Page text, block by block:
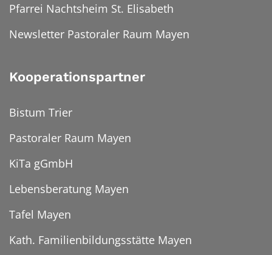
Pfarrei Nachtsheim St. Elisabeth
Newsletter Pastoraler Raum Mayen
Kooperationspartner
Bistum Trier
Pastoraler Raum Mayen
KiTa gGmbH
Lebensberatung Mayen
Tafel Mayen
Kath. Familienbildungsstätte Mayen